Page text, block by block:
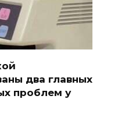
два главных
проблем у